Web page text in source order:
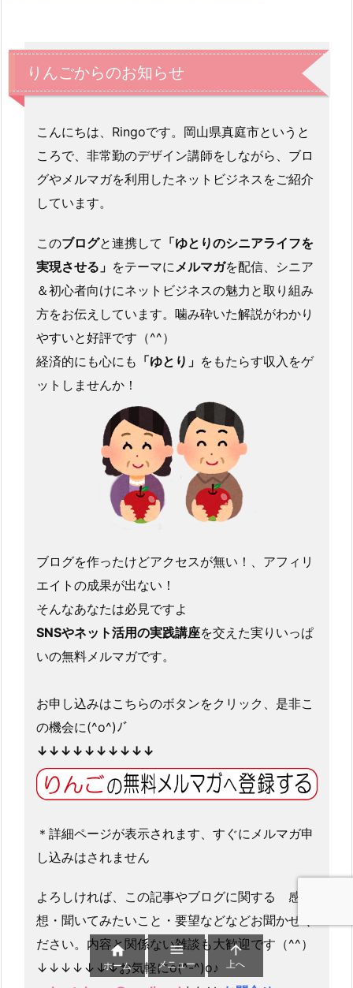
りんごからのお知らせ
こんにちは、Ringoです。岡山県真庭市というと
ころで、非常勤のデザイン講師をしながら、ブロ
グやメルマガを利用したネットビジネスをご紹介
しています。
このブログと連携して 「ゆとりのシニアライフを
実現させる」 をテーマに メルマガを配信、シニア
＆初心者向けにネットビジネスの魅力と取り組み
方をお伝えしています。噛み砕いた解説がわかり
やすいと好評です（^^）
経済的にも心にも 「ゆとり」 をもたらす収入をゲ
ットしませんか！
ブログを作ったけどアクセスが無い！、アフィリ
エイトの成果が出ない！
そんなあなたは必見ですよ
SNSやネット活用の実践講座を交えた実りいっぱ
いの無料メルマガです。
お申し込みはこちらのボタンをクリック、是非こ
の機会に(^o^)ﾉﾞ
↓↓↓↓↓↓↓↓↓↓
＊詳細ページが表示されます、すぐにメルマガ申
し込みはされません
よろしければ、この記事やブログに関する 感
想・聞いてみたいこと・要望などなどお聞かせく
ださい。内容と関係ない雑談も大歓迎です（^^）
↓↓↓↓↓↓↓お気軽にo(^-^)o♪

ホーム

メニュー

上へ